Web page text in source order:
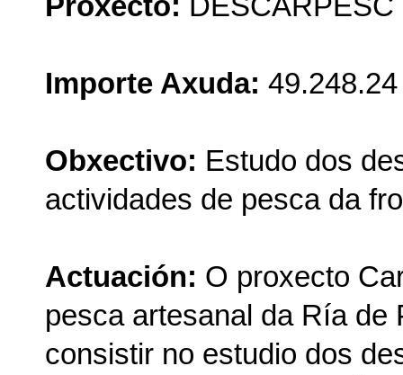
Importe Axuda:
Obxectivo: Estudo dos
actividades de pesca da
Actuación: O proxecto
pesca artesanal da Ría
consistir no estudio dos